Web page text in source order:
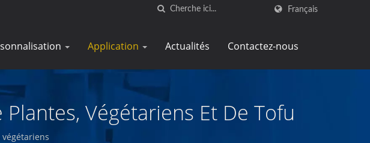
Français
Application Actualités Contactez-nous
Végétariens Et De Tofu